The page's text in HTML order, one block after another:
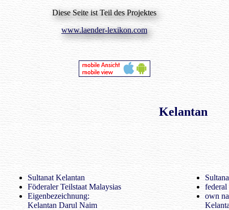
Diese Seite ist Teil des Projektes
www.laender-lexikon.com
Kelantan
Sultanat Kelantan
Föderaler Teilstaat Malaysias
Eigenbezeichnung:
Kelantan Darul Naim
federal
own